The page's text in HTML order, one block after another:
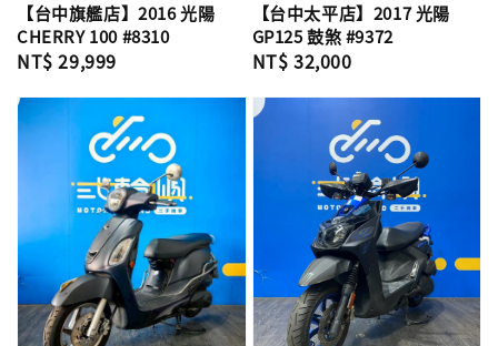
【台中旗艦店】2016 光陽
CHERRY 100 #8310
Regular
NT$ 29,999
【台中太平店】2017 光陽
GP125 鼓煞 #9372
Regular
NT$ 32,000